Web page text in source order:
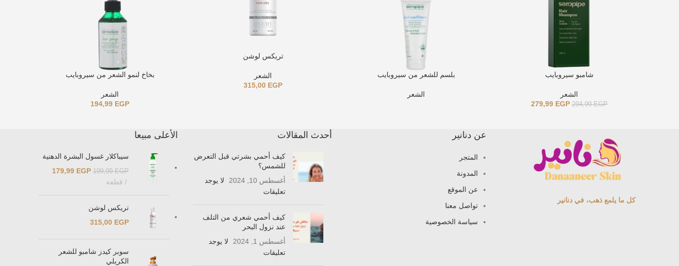
شامبو سيروبايب
الشعر
294,99EGP
279,99 EGP
بلسم للشعر من سيروبايب
الشعر
تريكس لوشن
الشعر
315,00 EGP
بخاخ لنمو الشعر من سيروبايب
الشعر
194,99 EGP
كل ما يلمع ذهب، في دنانير
عن دنانير
المتجر
المدونة
عن الموقع
تواصل معنا
سياسة الخصوصية
أحدث المقالات
كيف أحمي بشرتي قبل التعرض
للشمس؟
أغسطس 10, 2024
لا يوجد
تعليقات
كيف أحمي شعري من التلف
عند نزول البحر
أغسطس 1, 2024
لا يوجد
تعليقات
الأعلى مبيعا
سيباكلار غسول البشرة الدهنية
199,99EGP
179,99 EGP
قطعة
تريكس لوشن
315,00 EGP
سوبر كيدز شامبو للشعر
الكريلي